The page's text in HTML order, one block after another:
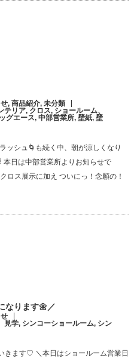
, 商品紹介, 未分類
テリア, クロス, ショールーム、
グエース, 中部営業所, 壁紙, 壁
ッシュ🌀も続く中、朝が涼しくなり
日は中部営業所よりお知らせで
ロス展示に加え ついにっ！念願の！
なります🌼／
見学, シンコーショールーム, シン
きます♡ ＼本日はショールーム営業日